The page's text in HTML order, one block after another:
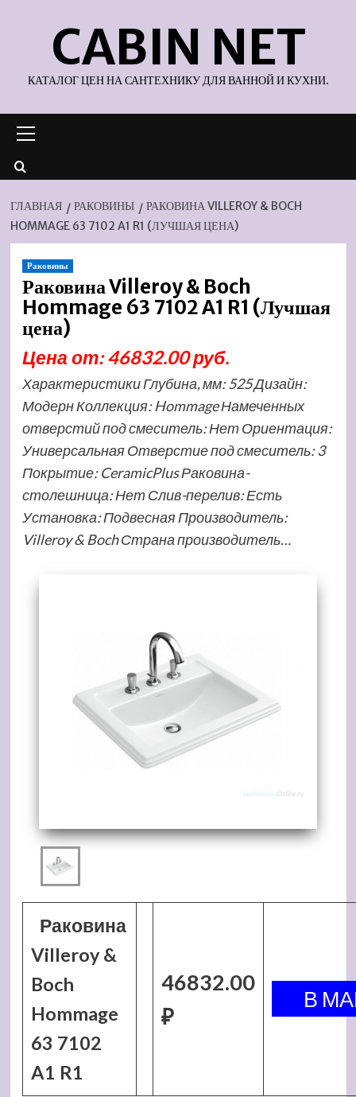
содержимомуCABIN NET
КАТАЛОГ ЦЕН НА САНТЕХНИКУ ДЛЯ ВАННОЙ И КУХНИ.
меню
ГЛАВНАЯ РАКОВИНЫ
РАКОВИНА VILLEROY & BOCH
HOMMAGE 63 7102 A1 R1 (ЛУЧШАЯ ЦЕНА)
Раковины
Раковина Villeroy & Boch
Hommage 63 7102 A1 R1 (Лучшая
цена)
Цена от: 46832.00 руб.
Характеристики Глубина, мм: 525 Дизайн:
Модерн Коллекция: Hommage Намеченных
отверстий под смеситель: Нет Ориентация:
Универсальная Отверстие под смеситель: 3
Покрытие: CeramicPlus Раковина-
столешница: Нет Слив-перелив: Есть
Установка: Подвесная Производитель:
Villeroy & Boch Страна производитель…
Раковина
Villeroy &
Boch
Hommage
63 7102
A1 R1
46832.00
₽